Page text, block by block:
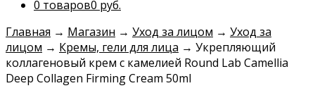
0 товаров0 руб.
Главная → Магазин → Уход за лицом → Уход за
лицом → Кремы, гели для лица → Укрепляющий
коллагеновый крем с камелией Round Lab Camellia
Deep Collagen Firming Cream 50ml